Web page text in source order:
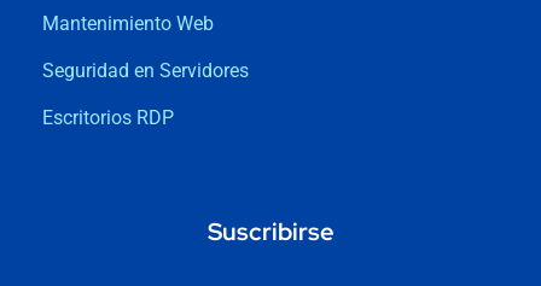
Mantenimiento Web
Seguridad en Servidores
Escritorios RDP
Suscribirse